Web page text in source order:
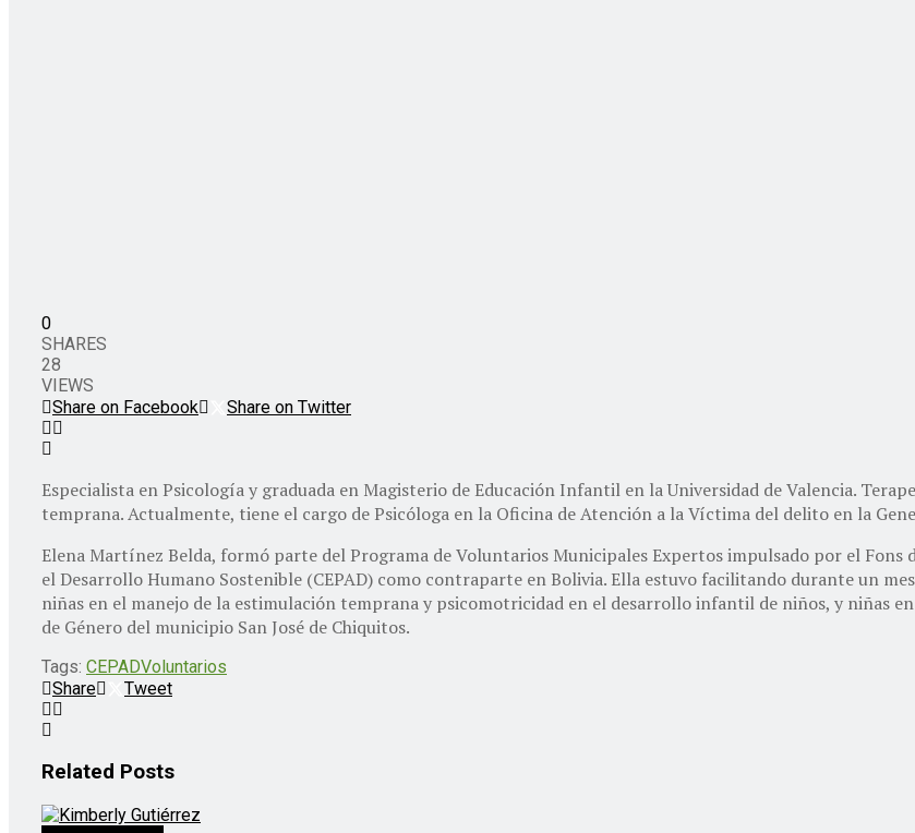
0
SHARES
28
VIEWS
Share on Facebook
Share on Twitter
Especialista en Psicología y graduada en Magisterio de Educación Infantil en la Universidad de Valencia.
temprana. Actualmente, tiene el cargo de Psicóloga en la Oficina de Atención a la Víctima del delito en la
Elena Martínez Belda, formó parte del Programa de Voluntarios Municipales Expertos impulsado por el
el Desarrollo Humano Sostenible (CEPAD) como contraparte en Bolivia. Ella estuvo facilitando durante un
niñas en el manejo de la estimulación temprana y psicomotricidad en el desarrollo infantil de niños, y niñas
de Género del municipio San José de Chiquitos.
Tags: CEPADVoluntarios
Share
Tweet
Related Posts